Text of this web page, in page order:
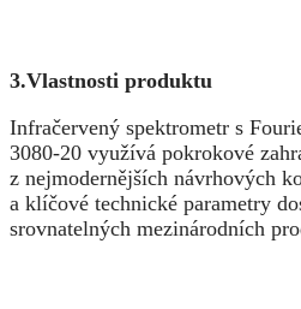
3.Vlastnosti produktu
Infračervený spektrometr s
3080-20 využívá pokrokové
z nejmodernějších návrhových
a klíčové technické parametry
srovnatelných mezinárodních